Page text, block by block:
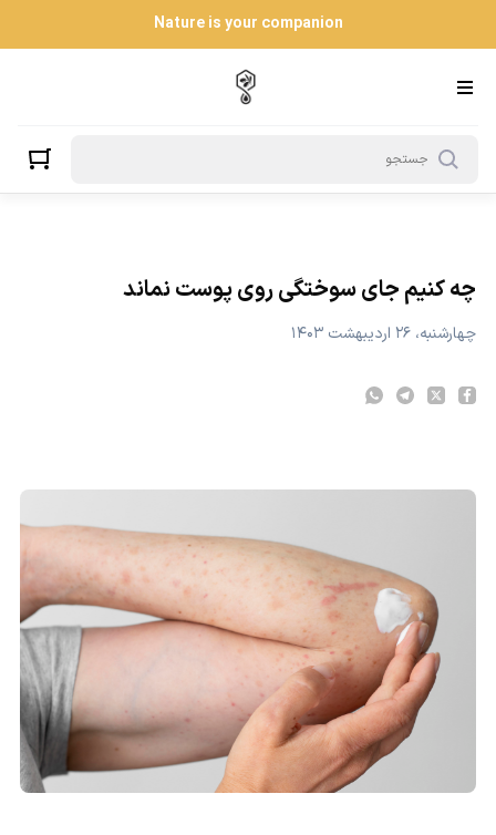
Nature is your companion
چه کنیم جای سوختگی روی پوست نماند
چهارشنبه، ۲۶ اردیبهشت ۱۴۰۳